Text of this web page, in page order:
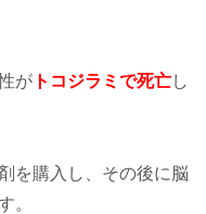
が トコジラミで死亡し
を購入し、その後に脳
。